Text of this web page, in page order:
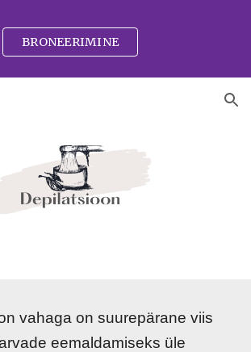
Skip to navigation
BRONEERIMINE
vahaga on suurepärane viis
eemaldamiseks üle